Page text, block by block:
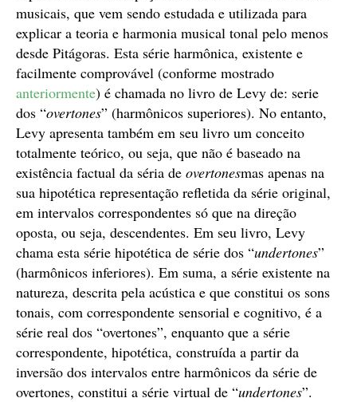
musicais, que vem sendo estudada e utilizada para
explicar a teoria e harmonia musical tonal pelo menos
desde Pitágoras. Esta série harmônica, existente e
facilmente comprovável (conforme mostrado
anteriormente) é chamada no livro de Levy de: serie
dos “overtones” (harmônicos superiores). No entanto,
Levy apresenta também em seu livro um conceito
totalmente teórico, ou seja, que não é baseado na
existência factual da séria de overtonesmas apenas na
sua hipotética representação refletida da série original,
em intervalos correspondentes só que na direção
oposta, ou seja, descendentes. Em seu livro, Levy
chama esta série hipotética de série dos “undertones”
(harmônicos inferiores). Em suma, a série existente na
natureza, descrita pela acústica e que constitui os sons
tonais, com correspondente sensorial e cognitivo, é a
série real dos “overtones”, enquanto que a série
correspondente, hipotética, construída a partir da
inversão dos intervalos entre harmônicos da série de
overtones, constitui a série virtual de “undertones”.